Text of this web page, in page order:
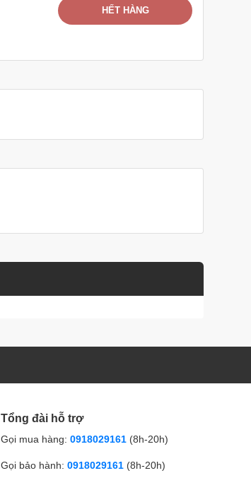
HẾT HÀNG
Tổng đài hỗ trợ
Gọi mua hàng: 0918029161 (8h-20h)
Gọi bảo hành: 0918029161 (8h-20h)